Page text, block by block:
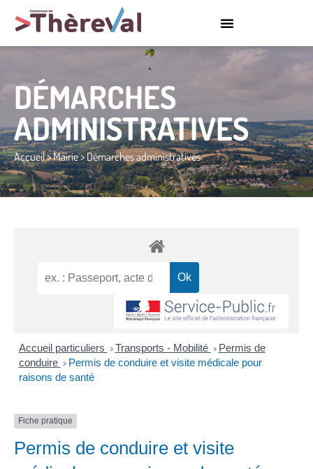
DÉMARCHES
ADMINISTRATIVES
Accueil>Mairie>Démarches administratives
Accueil particuliers > Transports - Mobilité > Permis de
conduire > Permis de conduire et visite médicale pour
raisons de santé
Fiche pratique
Permis de conduire et visite